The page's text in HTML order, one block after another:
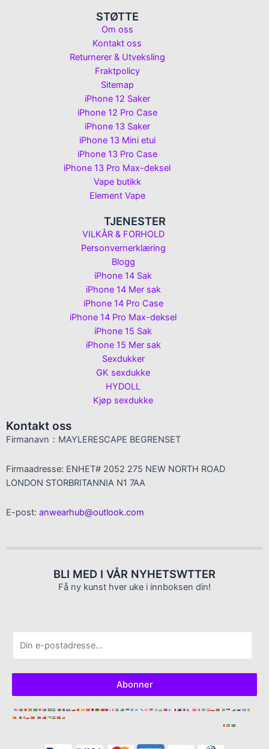
STØTTE
Om oss
Kontakt oss
Returnerer & Utveksling
Fraktpolicy
Sitemap
iPhone 12 Saker
iPhone 12 Pro Case
iPhone 13 Saker
iPhone 13 Mini etui
iPhone 13 Pro Case
iPhone 13 Pro Max-deksel
Vape butikk
Element Vape
TJENESTER
VILKÅR & FORHOLD
Personvernerklæring
Blogg
iPhone 14 Sak
iPhone 14 Mer sak
iPhone 14 Pro Case
iPhone 14 Pro Max-deksel
iPhone 15 Sak
iPhone 15 Mer sak
Sexdukker
GK sexdukke
HYDOLL
Kjøp sexdukke
Kontakt oss
Firmanavn：MAYLERESCAPE BEGRENSET
Firmaadresse: ENHET# 2052 275 NEW NORTH ROAD
LONDON STORBRITANNIA N1 7AA
E-post: anwearhub@outlook.com
BLI MED I VÅR NYHETSWTTER
Få ny kunst hver uke i innboksen din!
s
t
*
Abonner